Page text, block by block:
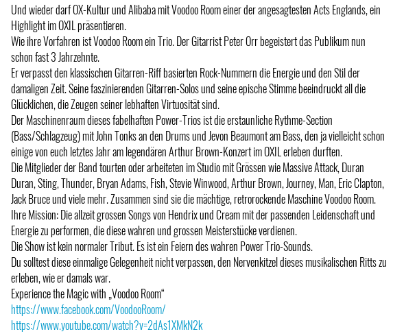
Und wieder darf OX-Kultur und Alibaba mit Voodoo Room einer der angesagtesten Acts Englands, ein
Highlight im OXIL präsentieren.
Wie ihre Vorfahren ist Voodoo Room ein Trio. Der Gitarrist Peter Orr begeistert das Publikum nun
schon fast 3 Jahrzehnte.
Er verpasst den klassischen Gitarren-Riff basierten Rock-Nummern die Energie und den Stil der
damaligen Zeit. Seine faszinierenden Gitarren-Solos und seine epische Stimme beeindruckt all die
Glücklichen, die Zeugen seiner lebhaften Virtuosität sind.
Der Maschinenraum dieses fabelhaften Power-Trios ist die erstaunliche Rythme-Section
(Bass/Schlagzeug) mit John Tonks an den Drums und Jevon Beaumont am Bass, den ja vielleicht schon
einige von euch letztes Jahr am legendären Arthur Brown-Konzert im OXIL erleben durften.
Die Mitglieder der Band tourten oder arbeiteten im Studio mit Grössen wie Massive Attack, Duran
Duran, Sting, Thunder, Bryan Adams, Fish, Stevie Winwood, Arthur Brown, Journey, Man, Eric Clapton,
Jack Bruce und viele mehr. Zusammen sind sie die mächtige, retrorockende Maschine Voodoo Room.
Ihre Mission: Die allzeit grossen Songs von Hendrix und Cream mit der passenden Leidenschaft und
Energie zu performen, die diese wahren und grossen Meisterstücke verdienen.
Die Show ist kein normaler Tribut. Es ist ein Feiern des wahren Power Trio-Sounds.
Du solltest diese einmalige Gelegenheit nicht verpassen, den Nervenkitzel dieses musikalischen Ritts zu
erleben, wie er damals war.
Experience the Magic with „Voodoo Room“
https://www.facebook.com/VoodooRoom/
https://www.youtube.com/watch?v=2dAs1XMkN2k